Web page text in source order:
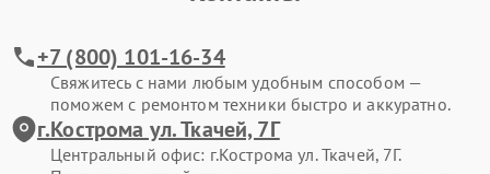
+7 (800) 101-16-34
Свяжитесь с нами любым удобным способом —
поможем с ремонтом техники быстро и аккуратно.
г.Кострома ул. Ткачей, 7Г
Центральный офис: г.Кострома ул. Ткачей, 7Г.